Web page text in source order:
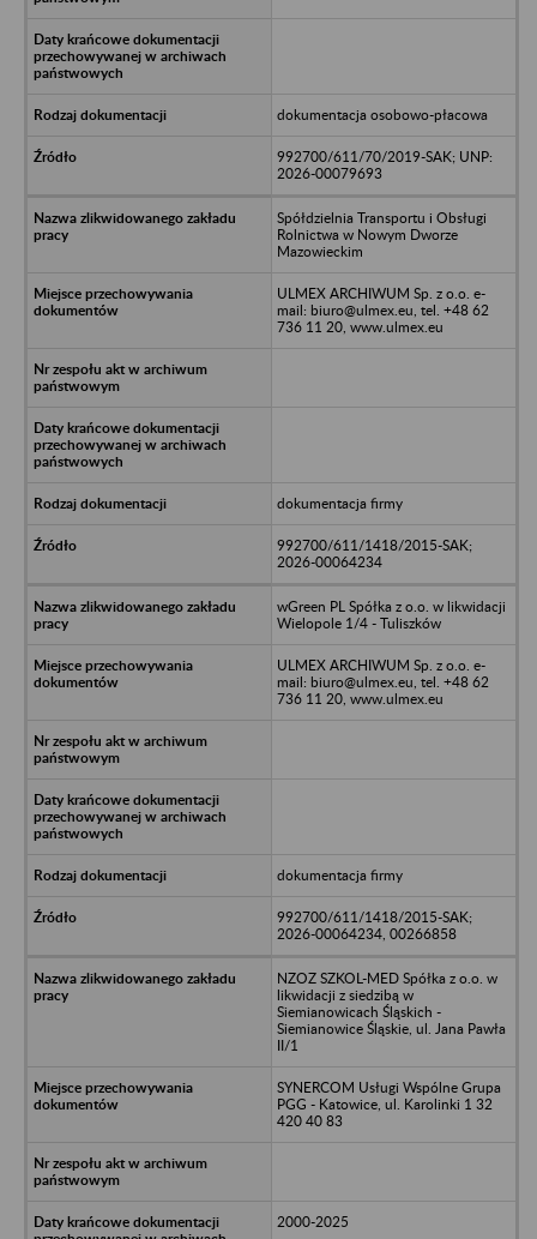
dokumentacja osobowo-płacowa
992700/611/70/2019-SAK; UNP:
2026-00079693
Spółdzielnia Transportu i Obsługi
Rolnictwa w Nowym Dworze
Mazowieckim
ULMEX ARCHIWUM Sp. z o.o. e-
mail: biuro@ulmex.eu, tel. +48 62
736 11 20, www.ulmex.eu
dokumentacja firmy
992700/611/1418/2015-SAK;
2026-00064234
wGreen PL Spółka z o.o. w likwidacji
Wielopole 1/4 - Tuliszków
ULMEX ARCHIWUM Sp. z o.o. e-
mail: biuro@ulmex.eu, tel. +48 62
736 11 20, www.ulmex.eu
dokumentacja firmy
992700/611/1418/2015-SAK;
2026-00064234, 00266858
NZOZ SZKOL-MED Spółka z o.o. w
likwidacji z siedzibą w
Siemianowicach Śląskich -
Siemianowice Śląskie, ul. Jana Pawła
II/1
SYNERCOM Usługi Wspólne Grupa
PGG - Katowice, ul. Karolinki 1 32
420 40 83
2000-2025